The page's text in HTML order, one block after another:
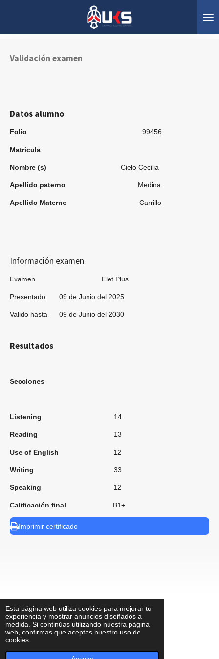
Esta página web utiliza cookies para mejorar tu
experiencia y mostrar anuncios diseñados a
medida. Si continúas utilizando nuestra página
web, confirmas que aceptas nuestro uso de
cookies.
Validación examen
Datos alumno
Folio 99456
Matricula
Nombre (s) Cielo Cecilia
Apellido paterno Medina
Apellido Materno Carrillo
Información examen
Examen Elet Plus
Presentado 09 de Junio del 2025
Valido hasta 09 de Junio del 2030
Resultados
Secciones
Listening 14
Reading 13
Use of English 12
Writing 33
Speaking 12
Calificación final B1+
Imprimir certificado
⠀
contacto@uks.com.mx